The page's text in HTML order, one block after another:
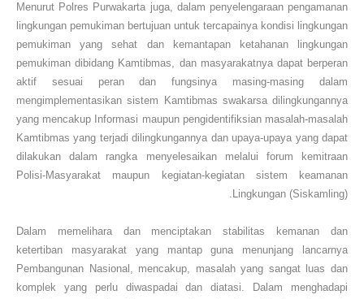
Menurut Polres Purwakarta juga, dalam penyelengaraan pengamanan
lingkungan pemukiman bertujuan untuk tercapainya kondisi lingkungan
pemukiman yang sehat dan kemantapan ketahanan lingkungan
pemukiman dibidang Kamtibmas, dan masyarakatnya dapat berperan
aktif sesuai peran dan fungsinya masing-masing dalam
mengimplementasikan sistem Kamtibmas swakarsa dilingkungannya
yang mencakup Informasi maupun pengidentifiksian masalah-masalah
Kamtibmas yang terjadi dilingkungannya dan upaya-upaya yang dapat
dilakukan dalam rangka menyelesaikan melalui forum kemitraan
Polisi-Masyarakat maupun kegiatan-kegiatan sistem keamanan
Lingkungan (Siskamling).
Dalam memelihara dan menciptakan stabilitas kemanan dan
ketertiban masyarakat yang mantap guna menunjang lancarnya
Pembangunan Nasional, mencakup, masalah yang sangat luas dan
komplek yang perlu diwaspadai dan diatasi. Dalam menghadapi